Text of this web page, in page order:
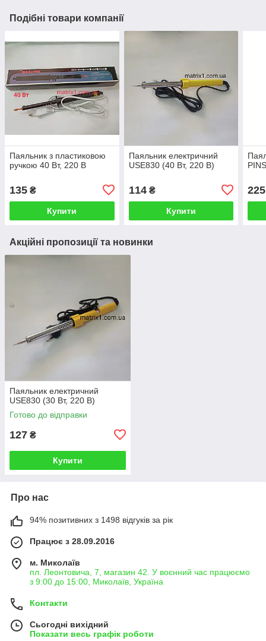
Подібні товари компанії
Паяльник з пластиковою
ручкою 40 Вт, 220 В
135 ₴
Купити
Паяльник електричний
USE830 (40 Вт, 220 В)
114₴
Купити
225
Акційні пропозиції та новинки
Паяльник електричний
USE830 (30 Вт, 220 В)
Готово до відправки
127 ₴
Купити
Про нас
94% позитивних з 1498 відгуків за рік
Працює з 28.09.2016
м. Миколаїв
пл. Леонтовича, 7, магазин 42. У воєнний час працюємо
з 9:00 до 15:00, Миколаїв, Україна
Контакти
Сьогодні вихідний
Показати весь графік роботи